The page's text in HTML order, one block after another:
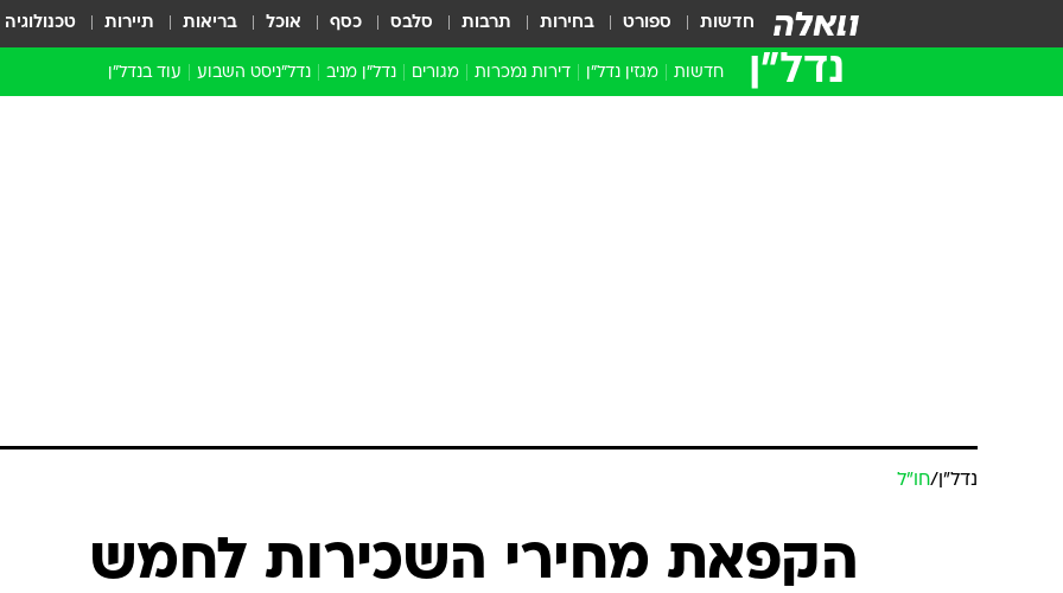
חדשות ספורט בחירות תרבות סלבס כסף אוכל בריאות תיירות טכנולוגיה
נדל״ן חדשות מגזין נדל"ן דירות נמכרות מגורים נדל"ן מניב נדל"ניסט השבוע עוד בנדל״ן
נדל״ן /חו"ל
הקפאת מחירי השכירות לחמש